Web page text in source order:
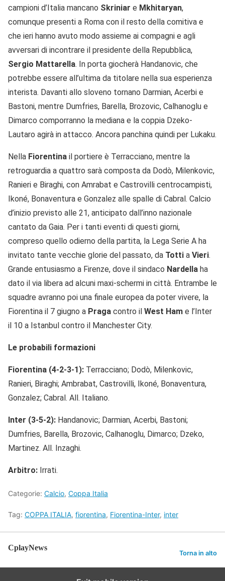
campioni d’Italia mancano Skriniar e Mkhitaryan,
comunque presenti a Roma con il resto della comitiva e
che ieri hanno avuto modo assieme ai compagni e agli
avversari di incontrare il presidente della Repubblica,
Sergio Mattarella. In porta giocherà Handanovic, che
potrebbe essere all’ultima da titolare nella sua esperienza
interista. Davanti allo sloveno tornano Darmian, Acerbi e
Bastoni, mentre Dumfries, Barella, Brozovic, Calhanoglu e
Dimarco comporranno la mediana e la coppia Dzeko-
Lautaro agirà in attacco. Ancora panchina quindi per Lukaku.
Nella Fiorentina il portiere è Terracciano, mentre la
retroguardia a quattro sarà composta da Dodò, Milenkovic,
Ranieri e Biraghi, con Amrabat e Castrovilli centrocampisti,
Ikoné, Bonaventura e Gonzalez alle spalle di Cabral. Calcio
d’inizio previsto alle 21, anticipato dall’inno nazionale
cantato da Gaia. Per i tanti eventi di questi giorni,
compreso quello odierno della partita, la Lega Serie A ha
invitato tante vecchie glorie del passato, da Totti a Vieri.
Grande entusiasmo a Firenze, dove il sindaco Nardella ha
dato il via libera ad alcuni maxi-schermi in città. Entrambe le
squadre avranno poi una finale europea da poter vivere, la
Fiorentina il 7 giugno a Praga contro il West Ham e l’Inter
il 10 a Istanbul contro il Manchester City.
Le probabili formazioni
Fiorentina (4-2-3-1): Terracciano; Dodò, Milenkovic,
Ranieri, Biraghi; Ambrabat, Castrovilli, Ikoné, Bonaventura,
Gonzalez; Cabral. All. Italiano.
Inter (3-5-2): Handanovic; Darmian, Acerbi, Bastoni;
Dumfries, Barella, Brozovic, Calhanoglu, Dimarco; Dzeko,
Martinez. All. Inzaghi.
Arbitro: Irrati.
Categorie: Calcio, Coppa Italia
Tag: COPPA ITALIA, fiorentina, Fiorentina-Inter, inter
CplayNews
Torna in alto